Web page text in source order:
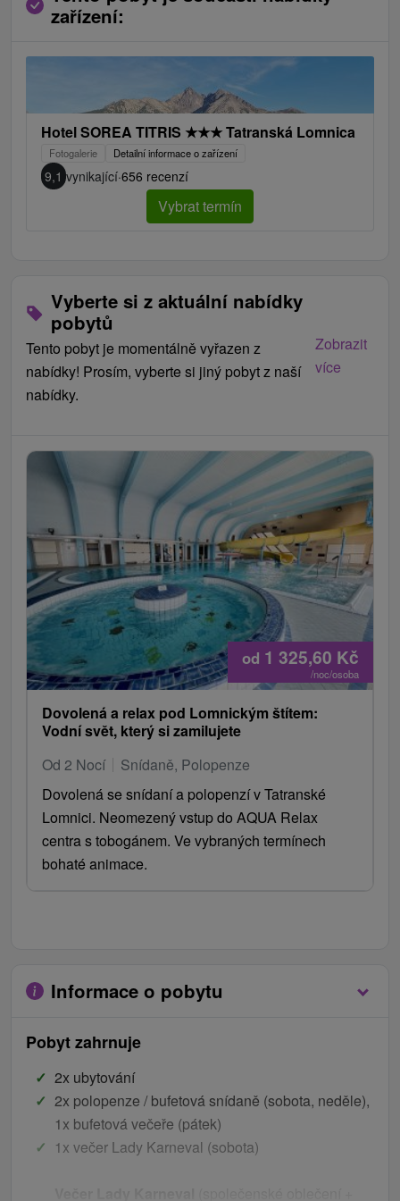
zařízení:
Hotel SOREA TITRIS ★★★Tatranská Lomnica
Fotogalerie Detailní informace o zařízení
9,1 vynikající·656 recenzí
Vybrat termín
Vyberte si z aktuální nabídky
pobytů
Tento pobyt je momentálně vyřazen z
nabídky! Prosím, vyberte si jiný pobyt z naší
nabídky.
Zobrazit
více
od 1 325,60 Kč
/noc/osoba
Dovolená a relax pod Lomnickým štítem:
Vodní svět, který si zamilujete
Od 2 Nocí
Snídaně, Polopenze
Dovolená se snídaní a polopenzí v Tatranské
Lomnici. Neomezený vstup do AQUA Relax
centra s tobogánem. Ve vybraných termínech
bohaté animace.
Informace o pobytu
Pobyt zahrnuje
2x ubytování
2x polopenze / bufetová snídaně (sobota, neděle),
1x bufetová večeře (pátek)
1x večer Lady Karneval (sobota)